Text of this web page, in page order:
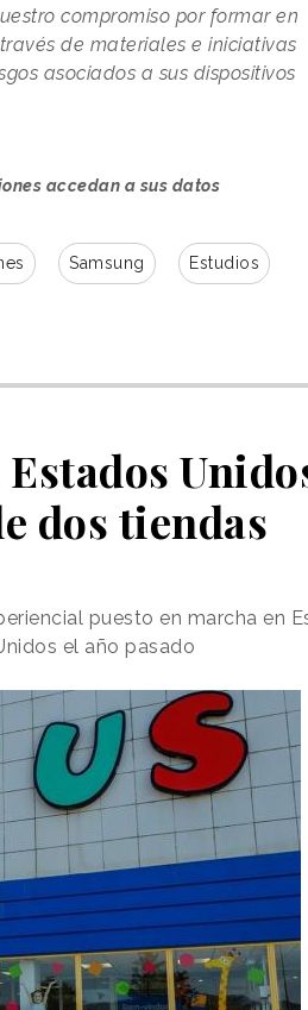
compromiso por formar en
de materiales e iniciativas
asociados a sus dispositivos
accedan a sus datos
Samsung Estudios
Estados
dos tiendas
puesto en marcha en
el año pasado